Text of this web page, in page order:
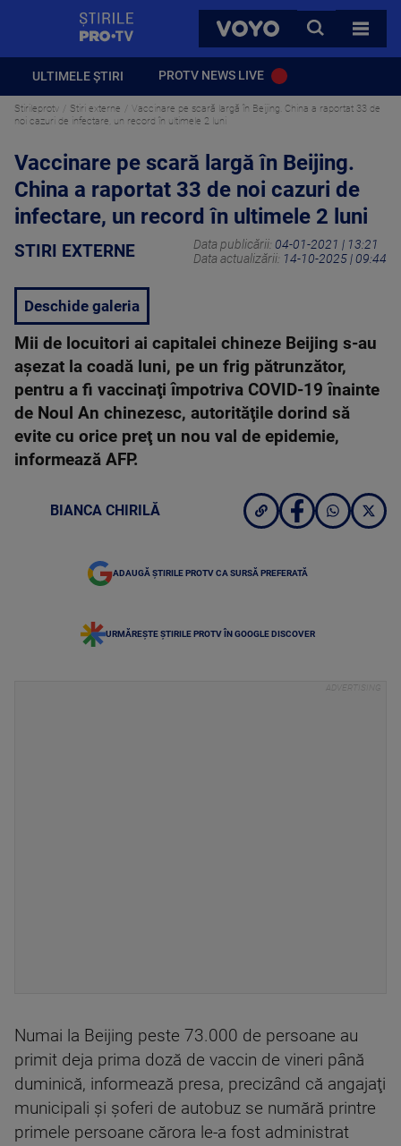
VOYO
CAUTA
TOATE
ULTIMELE ȘTIRI PROTV NEWS LIVE
Stirileprotv Stiri externe
Vaccinare pe scară largă în Beijing. China a raportat 33 de
noi cazuri de infectare, un record în ultimele 2 luni
Vaccinare pe scară largă în Beijing.
China a raportat 33 de noi cazuri de
infectare, un record în ultimele 2 luni
STIRI EXTERNE Data publicării: 04-01-2021 | 13:21
Data actualizării: 14-10-2025 | 09:44
Deschide galeria
Mii de locuitori ai capitalei chineze Beijing s-au
aşezat la coadă luni, pe un frig pătrunzător,
pentru a fi vaccinaţi împotriva COVID-19 înainte
de Noul An chinezesc, autorităţile dorind să
evite cu orice preţ un nou val de epidemie,
informează AFP.
BIANCA CHIRILĂ
ADAUGĂ ȘTIRILE PROTV CA SURSĂ PREFERATĂ
URMĂREȘTE ȘTIRILE PROTV ÎN GOOGLE DISCOVER
Numai la Beijing peste 73.000 de persoane au
primit deja prima doză de vaccin de vineri până
duminică, informează presa, precizând că angajaţi
municipali şi şoferi de autobuz se numără printre
primele persoane cărora le-a fost administrat